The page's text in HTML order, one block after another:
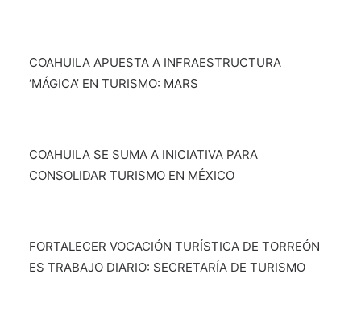
COAHUILA APUESTA A INFRAESTRUCTURA
‘MÁGICA’ EN TURISMO: MARS
COAHUILA SE SUMA A INICIATIVA PARA
CONSOLIDAR TURISMO EN MÉXICO
FORTALECER VOCACIÓN TURÍSTICA DE TORREÓN
ES TRABAJO DIARIO: SECRETARÍA DE TURISMO